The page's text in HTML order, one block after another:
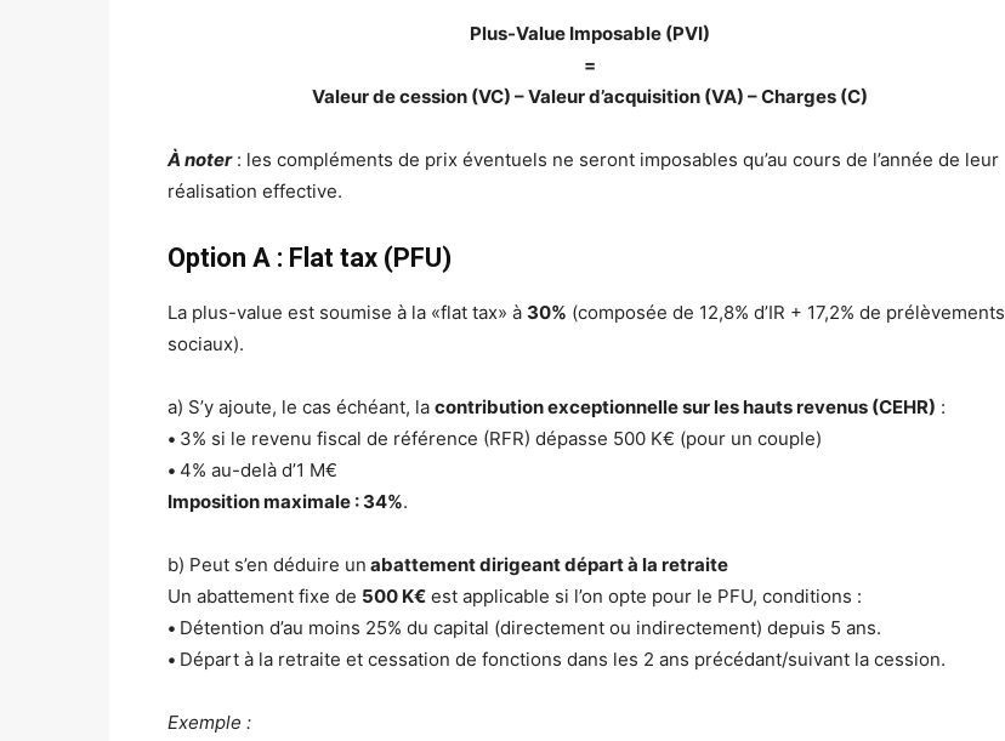
Plus-Value Imposable (PVI)
=
Valeur de cession (VC) – Valeur d’acquisition (VA) – Charges (C)
À noter: les compléments de prix éventuels ne seront imposables qu’au cours de l’année de leur
réalisation effective.
Option A : Flat tax (PFU)
La plus-value est soumise à la «flat tax» à 30% (composée de 12,8% d’IR + 17,2% de prélèvements
sociaux).
a) S’y ajoute, le cas échéant, la contribution exceptionnelle sur les hauts revenus (CEHR) :
• 3% si le revenu fiscal de référence (RFR) dépasse 500 K€ (pour un couple)
• 4% au-delà d’1 M€
Imposition maximale : 34%.
b) Peut s’en déduire un abattement dirigeant départ à la retraite
Un abattement fixe de 500 K€ est applicable si l’on opte pour le PFU, conditions :
• Détention d’au moins 25% du capital (directement ou indirectement) depuis 5 ans.
• Départ à la retraite et cessation de fonctions dans les 2 ans précédant/suivant la cession.
Exemple :